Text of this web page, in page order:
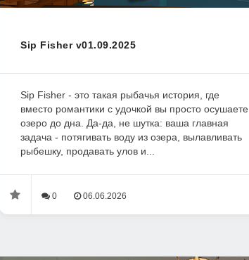
Sip Fisher v01.09.2025
Sip Fisher - это такая рыбачья история, где
вместо романтики с удочкой вы просто осушаете
озеро до дна. Да-да, не шутка: ваша главная
задача - потягивать воду из озера, вылавливать
рыбешку, продавать улов и...
0 06.06.2026